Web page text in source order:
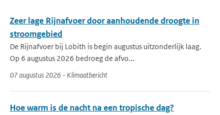
Zeer lage Rijnafvoer door aanhoudende droogte in
stroomgebied
De Rijnafvoer bij Lobith is begin augustus uitzonderlijk laag.
Op 6 augustus 2026 bedroeg de afvo...
07 augustus 2026 - Klimaatbericht
Hoe warm is de nacht na een tropische dag?